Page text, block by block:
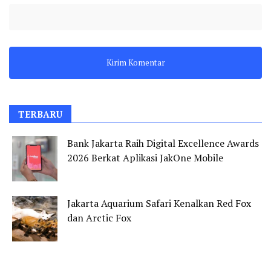
TERBARU
Bank Jakarta Raih Digital Excellence Awards
2026 Berkat Aplikasi JakOne Mobile
Jakarta Aquarium Safari Kenalkan Red Fox
dan Arctic Fox